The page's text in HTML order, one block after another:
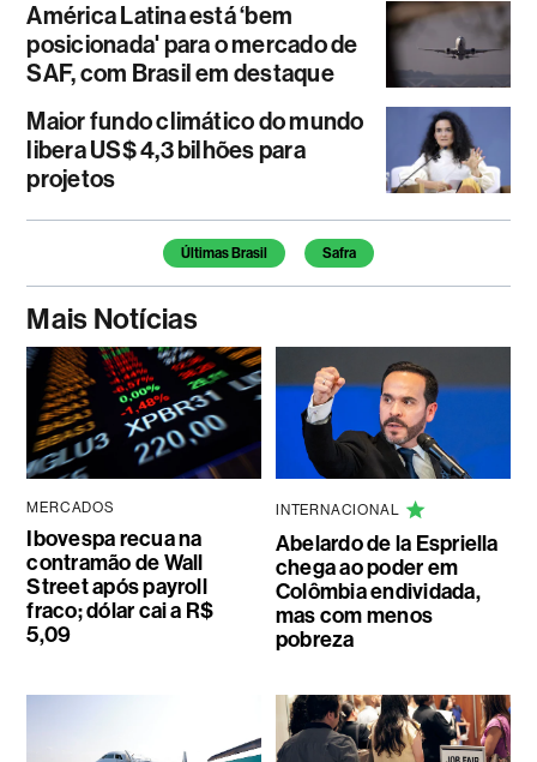
América Latina está ‘bem
posicionada' para o mercado de
SAF, com Brasil em destaque
Maior fundo climático do mundo
libera US$ 4,3 bilhões para
projetos
Temas deste artigoÚltimas Brasil Safra
Mais Notícias
MERCADOS
Ibovespa recua na
contramão de Wall
Street após payroll
fraco; dólar cai a R$
5,09
INTERNACIONAL
Abelardo de la Espriella
chega ao poder em
Colômbia endividada,
mas com menos
pobreza